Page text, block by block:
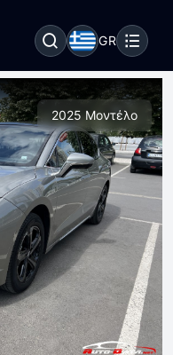
GR
2025 Μοντέλο